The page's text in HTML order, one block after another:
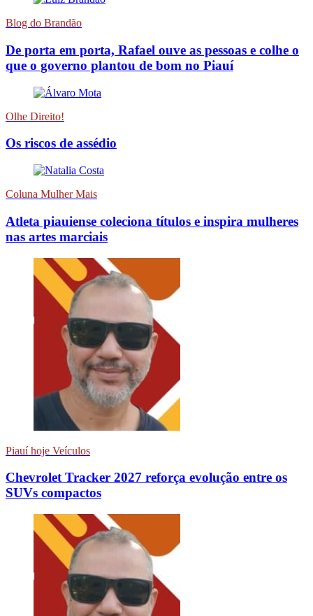
Blog do Brandão
De porta em porta, Rafael ouve as pessoas e colhe o
que o governo plantou de bom no Piauí
Olhe Direito!
Os riscos de assédio
Coluna Mulher Mais
Atleta piauiense coleciona títulos e inspira mulheres
nas artes marciais
Piauí hoje Veículos
Chevrolet Tracker 2027 reforça evolução entre os
SUVs compactos